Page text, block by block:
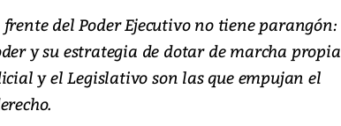
del Poder Ejecutivo no tiene parangón:
y su estrategia de dotar de marcha propia
y el Legislativo son las que empujan el